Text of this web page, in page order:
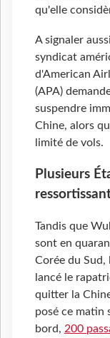
qu'elle
A signaler
syndicat
d'American
(APA)
suspendre
Chine, alors
limité de vols.
Plusieurs
Tandis que
sont en
Corée du Sud,
lancé le
quitter la
posé ce matin
bord, 200